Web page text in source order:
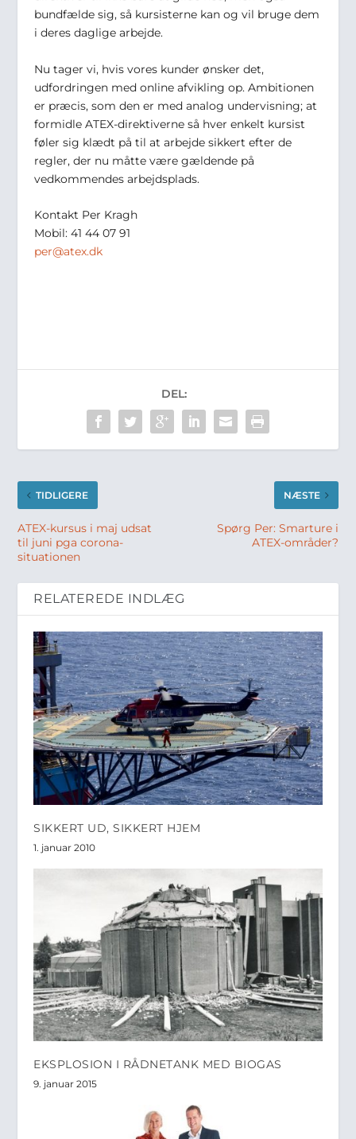
bundfælde sig, så kursisterne kan og vil bruge dem
i deres daglige arbejde.
Nu tager vi, hvis vores kunder ønsker det,
udfordringen med online afvikling op. Ambitionen
er præcis, som den er med analog undervisning; at
formidle ATEX-direktiverne så hver enkelt kursist
føler sig klædt på til at arbejde sikkert efter de
regler, der nu måtte være gældende på
vedkommendes arbejdsplads.
Kontakt Per Kragh
Mobil: 41 44 07 91
per@atex.dk
DEL:
TIDLIGERE
ATEX-kursus i maj udsat
til juni pga corona-
situationen
NÆSTE
Spørg Per: Smarture i
ATEX-områder?
RELATEREDE INDLÆG
SIKKERT UD, SIKKERT HJEM
1. januar 2010
EKSPLOSION I RÅDNETANK MED BIOGAS
9. januar 2015